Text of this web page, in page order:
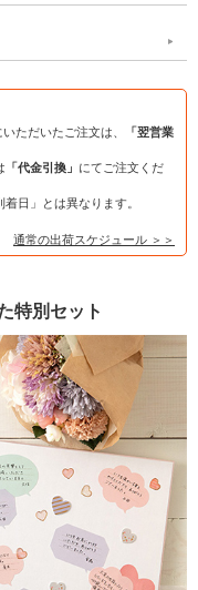
ただいたご注文は、
「翌営業
「代金引換」 にてご注文くだ
日」とは異なります。
通常の出荷スケジュール ＞＞
特別セット